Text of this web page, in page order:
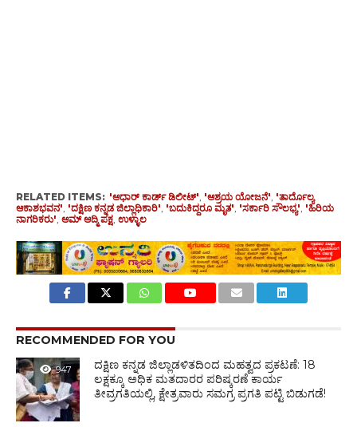
RELATED ITEMS: 'ಆಧಾರ್ ಕಾರ್ಡ್ ಡಿಲೀಟ್' 'ಆಶ್ರಯ ಯೋಜನೆ' 'ತಾರ್ದೊಲ್ಯ
ಆಕಾಶಭವನ' 'ದಕ್ಷಿಣ ಕನ್ನಡ ಜಿಲ್ಲಾಧಿಕಾರಿ' 'ಬದುಕಿದ್ದರೂ ಮೃತ' 'ಸರ್ಕಾರಿ ಸೌಲಭ್ಯ' 'ಹಿರಿಯ
ನಾಗರಿಕರು' ಆಮ್ ಆದ್ಮಿ ಪಕ್ಷ, ಉಳ್ಳಾಲ
RECOMMENDED FOR YOU
947
ದಕ್ಷಿಣ ಕನ್ನಡ ಜಿಲ್ಲಾಡಳಿತದಿಂದ ಮಹತ್ವದ ಪ್ರಕಟಣೆ: 18
ಲಕ್ಷಕ್ಕೂ ಅಧಿಕ ಮತದಾರರ ಪರಿಷ್ಕರಣೆ ಕಾರ್ಯ
ತೀವ್ರಗತಿಯಲ್ಲಿ, ಕ್ಷೇತ್ರವಾರು ಸಮಗ್ರ ಪ್ರಗತಿ ಪಟ್ಟಿ ಬಿಡುಗಡೆ!